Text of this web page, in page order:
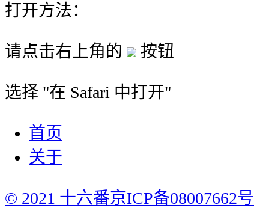
打开方法：
请点击右上角的 按钮
选择 "在 Safari 中打开"
首页
关于
© 2021 十六番京ICP备08007662号